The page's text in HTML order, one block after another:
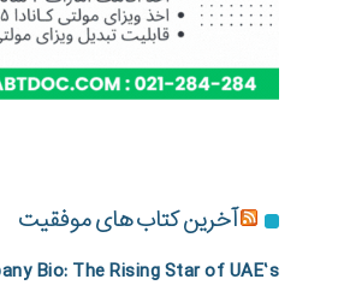
آخرین کتاب های موفقیت
Bio: The Rising Star of UAE’s